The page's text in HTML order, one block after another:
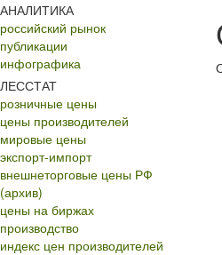
АНАЛИТИКА
российский рынок
публикации
инфографика
ЛЕССТАТ
розничные цены
цены производителей
мировые цены
экспорт-импорт
внешнеторговые цены РФ
(архив)
цены на биржах
производство
индекс цен производителей